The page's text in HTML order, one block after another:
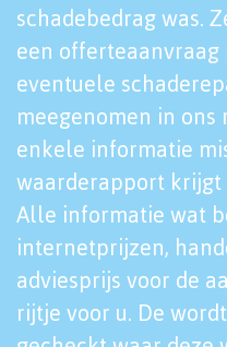
schadebedrag was.
een offerteaanvraag
eventuele
meegenomen in
enkele informatie
waarderapport krijgt
Alle informatie wat
internetprijzen,
adviesprijs voor de
rijtje voor u. De